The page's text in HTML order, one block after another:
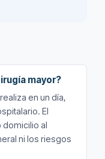
mayor?
en un día,
El
domicilio al
ni los riesgos